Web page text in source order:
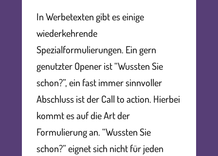
In Werbetexten gibt es einige
wiederkehrende
Spezialformulierungen. Ein gern
genutzter Opener ist “Wussten Sie
schon?”, ein fast immer sinnvoller
Abschluss ist der Call to action. Hierbei
kommt es auf die Art der
Formulierung an. “Wussten Sie
schon?” eignet sich nicht für jeden